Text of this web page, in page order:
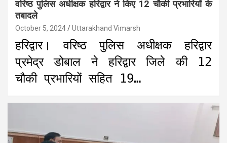
वरिष्ठ पुलिस अधीक्षक हरिद्वार ने किए 12 चौकी प्रभारियों के
तबादले
October 5, 2024 Uttarakhand Vimarsh
हरिद्वार। वरिष्ठ पुलिस अधीक्षक हरिद्वार
प्रमेद्र डोबाल ने हरिद्वार जिले की 12
चौकी प्रभारियों सहित 19…